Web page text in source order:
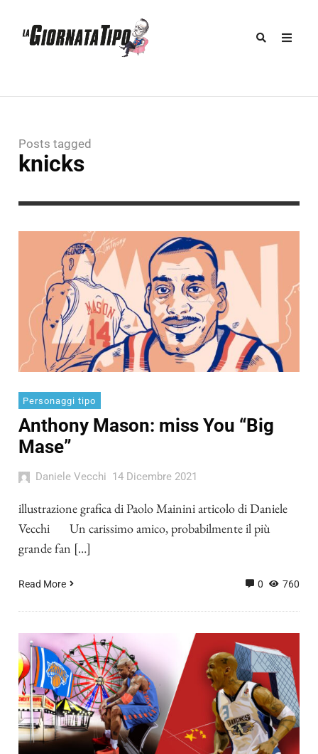
Posts tagged
knicks
Personaggi tipo
Anthony Mason: miss You “Big
Mase”
Daniele Vecchi 14 Dicembre 2021
illustrazione grafica di Paolo Mainini articolo di Daniele
Vecchi Un carissimo amico, probabilmente il più
grande fan […]
Read More 0 760